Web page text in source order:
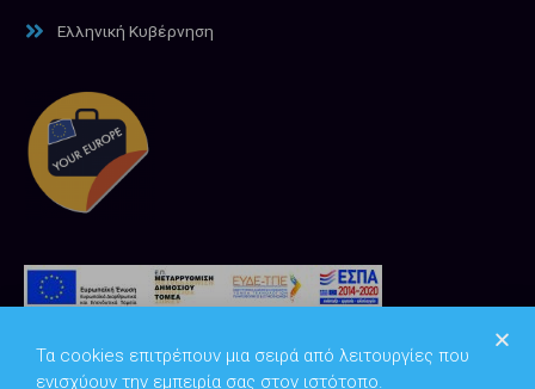
Ελληνική Κυβέρνηση
Τα cookies επιτρέπουν μια σειρά από λειτουργίες που
ενισχύουν την εμπειρία σας στον ιστότοπο.